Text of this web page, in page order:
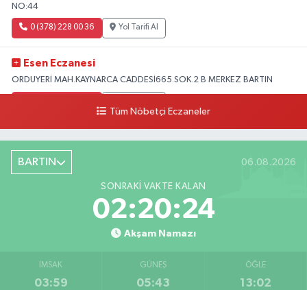
NO:44
0 (378) 228 00 36 Yol Tarifi Al
Esen Eczanesi
ORDUYERİ MAH.KAYNARCA CADDESİ665.SOK.2 B MERKEZ BARTIN
Şiremirçavuş Mahallesi, Kırıkçı Zeliha Ana Sokak No:20 8 Merkez Bartın
0 (378) 227 85 45
Tüm Nöbetçi Eczaneler
BARTIN 06.08.2026
SONRAKI VAKTE KALAN
02:20:22
Akşam Namazı
İMSAK
03:59
GÜNEŞ
05:43
ÖĞLE
13:02